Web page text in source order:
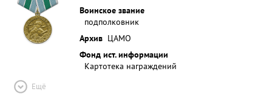
Воинское звание
подполковник
Архив ЦАМО
Фонд ист. информации
Картотека награждений
Ещё